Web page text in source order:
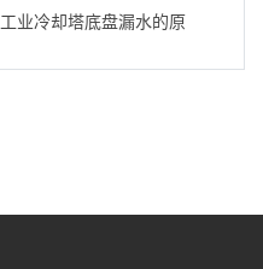
安装流程
方法,冷却塔底盘滴水树脂​
工业冷却塔底盘漏水的原